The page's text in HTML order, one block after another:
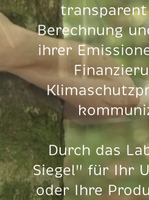
Berechnung
ihrer
Durch das
Siegel" für Ihr
oder Ihre